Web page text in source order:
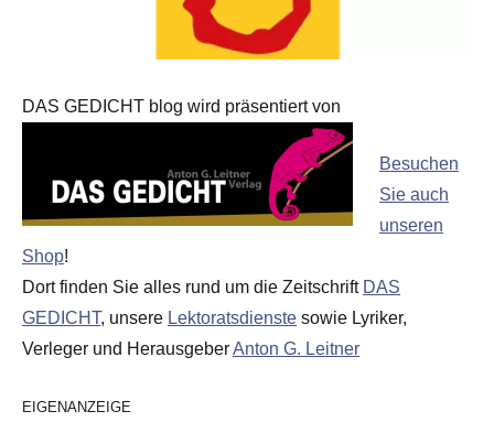
DAS GEDICHT blog wird präsentiert von
Besuchen
Sie auch
unseren
Shop!
Dort finden Sie alles rund um die Zeitschrift DAS
GEDICHT, unsere Lektoratsdienste sowie Lyriker,
Verleger und HerausgeberAnton G. Leitner
EIGENANZEIGE